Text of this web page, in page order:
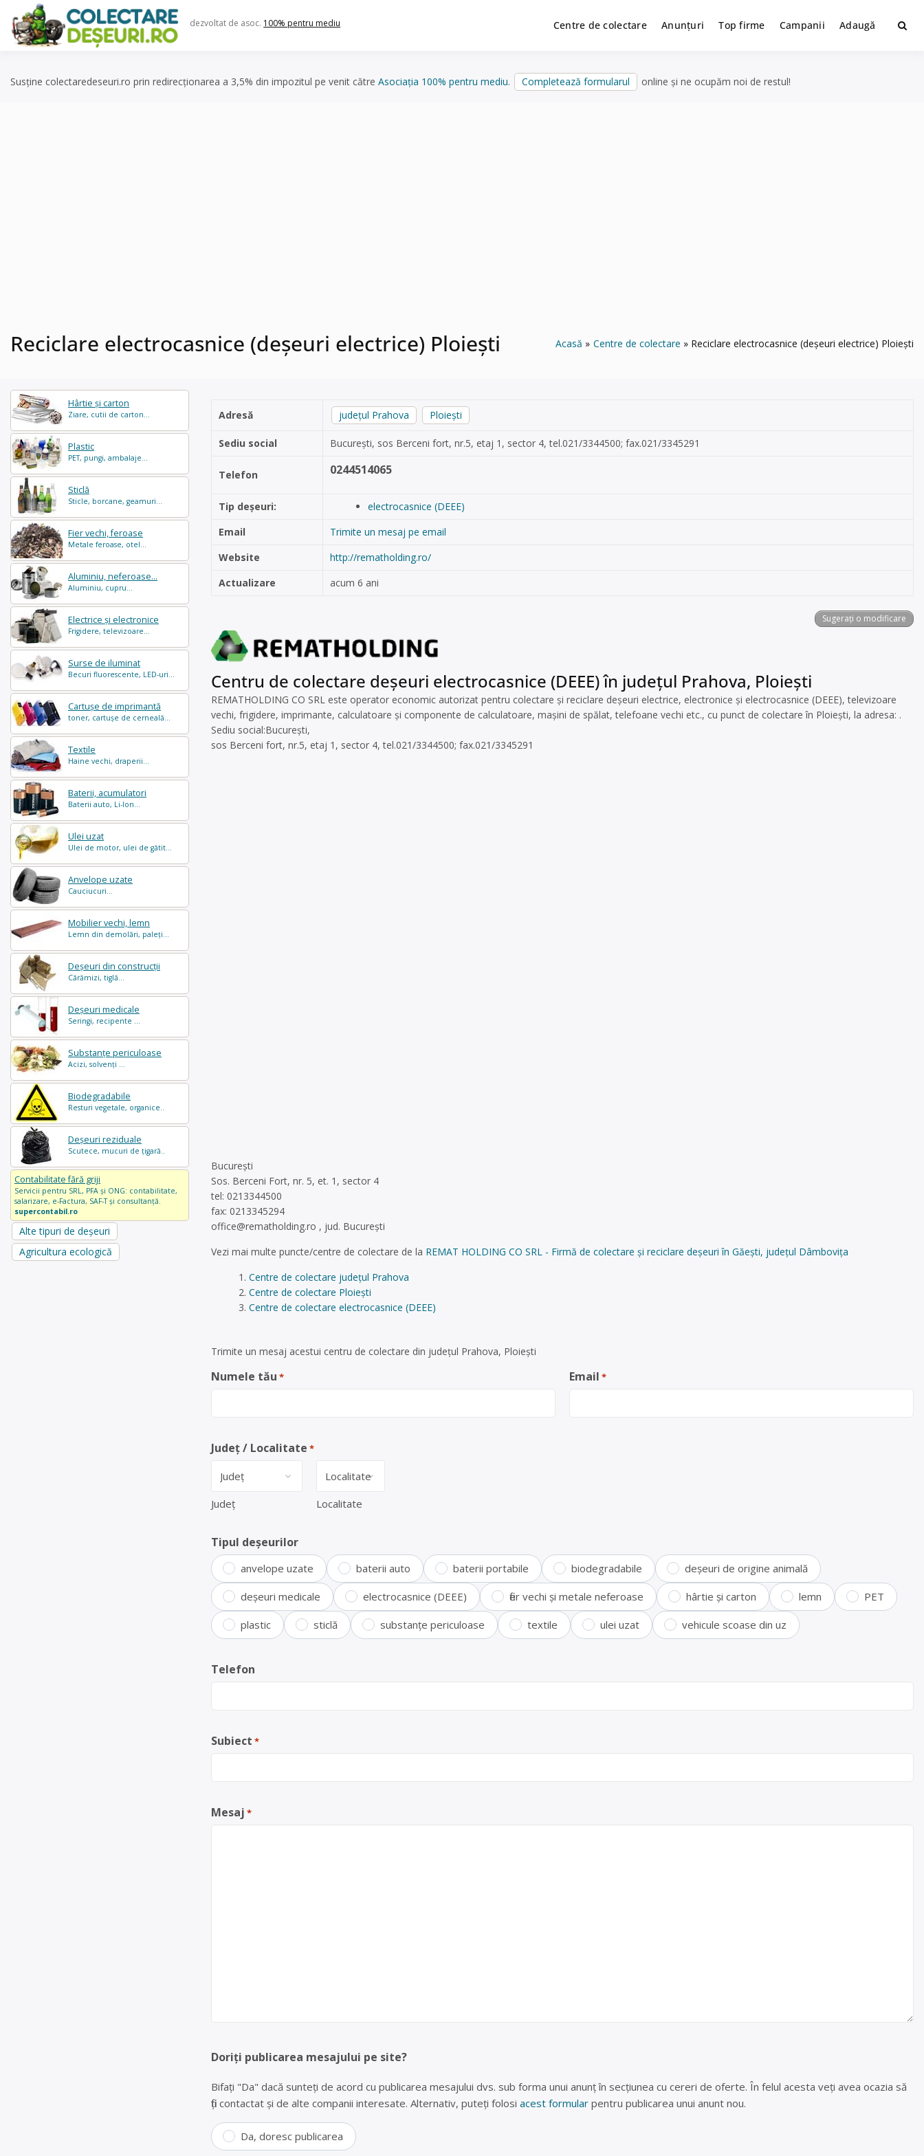
content
dezvoltat de asoc. 100% pentru mediu Centre de colectare Anunțuri Top firme Campanii Adaugă
Susține colectaredeseuri.ro prin redirecționarea a 3,5% din impozitul pe venit către Asociația 100% pentru mediu. Completează formularul online și ne ocupăm noi de restul!
Reciclare electrocasnice (deșeuri electrice) Ploiești Acasă Centre de colectare Reciclare electrocasnice (deșeuri electrice) Ploiești
Hârtie și carton
Ziare, cutii de carton...
Plastic
PET, pungi, ambalaje...
Sticlă
Sticle, borcane, geamuri...
Fier vechi, feroase
Metale feroase, otel...
Aluminiu, neferoase...
Aluminiu, cupru...
Electrice și electronice
Frigidere, televizoare...
Surse de iluminat
Becuri fluorescente, LED-uri...
Cartușe de imprimantă
toner, cartușe de cerneală...
Textile
Haine vechi, draperii...
Baterii, acumulatori
Baterii auto, Li-Ion...
Ulei uzat
Ulei de motor, ulei de gătit...
Anvelope uzate
Cauciucuri...
Mobilier vechi, lemn
Lemn din demolări, paleți...
Deșeuri din construcții
Cărămizi, tiglă...
Deșeuri medicale
Seringi, recipente ...
Substanțe periculoase
Acizi, solvenți ...
Biodegradabile
Resturi vegetale, organice..
Deșeuri reziduale
Scutece, mucuri de țigară..
Contabilitate fără griji
Servicii pentru SRL, PFA și ONG: contabilitate,
salarizare, e-Factura, SAF-T și consultanță.
supercontabil.ro
Alte tipuri de deșeuri
Agricultura ecologică
Adresă județul Prahova Ploiești
Sediu social București, sos Berceni fort, nr.5, etaj 1, sector 4, tel.021/3344500; fax.021/3345291
Telefon 0244514065
Tip deșeuri:
electrocasnice (DEEE)
Email
Trimite un mesaj pe email
Website
http://rematholding.ro/
Actualizare
acum 6 ani
Sugerați o modificare
Centru de colectare deșeuri electrocasnice (DEEE) în județul Prahova, Ploiești
REMATHOLDING CO SRL este operator economic autorizat pentru colectare și reciclare deșeuri electrice, electronice și electrocasnice (DEEE), televizoare
vechi, frigidere, imprimante, calculatoare și componente de calculatoare, mașini de spălat, telefoane vechi etc., cu punct de colectare în Ploiești, la adresa: .
Sediu social:București,
sos Berceni fort, nr.5, etaj 1, sector 4, tel.021/3344500; fax.021/3345291
București
Sos. Berceni Fort, nr. 5, et. 1, sector 4
tel: 0213344500
fax: 0213345294
office@rematholding.ro , jud. București
Vezi mai multe puncte/centre de colectare de la REMAT HOLDING CO SRL - Firmă de colectare și reciclare deșeuri în Găești, județul Dâmbovița
Centre de colectare județul Prahova
Centre de colectare Ploiești
Centre de colectare electrocasnice (DEEE)
Trimite un mesaj acestui centru de colectare din județul Prahova, Ploiești
Numele tău * Email *
Județ / Localitate *
Județ Localitate
Tipul deșeurilor
anvelope uzate baterii auto baterii portabile biodegradabile deșeuri de origine animală
deșeuri medicale electrocasnice (DEEE) fier vechi și metale neferoase hârtie și carton lemn PET
plastic sticlă substanțe periculoase textile ulei uzat vehicule scoase din uz
Telefon
Subiect *
Mesaj *
Doriți publicarea mesajului pe site?
Bifați "Da" dacă sunteți de acord cu publicarea mesajului dvs. sub forma unui anunț în secțiunea cu cereri de oferte. În felul acesta veți avea ocazia să
fiți contactat și de alte companii interesate. Alternativ, puteți folosi acest formular pentru publicarea unui anunt nou.
Da, doresc publicarea